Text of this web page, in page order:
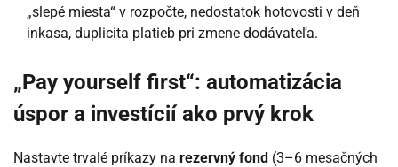
„slepé miesta“ v rozpočte, nedostatok hotovosti v deň
inkasa, duplicita platieb pri zmene dodávateľa.
„Pay yourself first“: automatizácia
úspor a investícií ako prvý krok
Nastavte trvalé príkazy na rezervný fond (3–6 mesačných